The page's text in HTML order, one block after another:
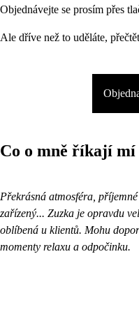
Objednávejte se prosím přes
Ale dříve než to uděláte,
Co o mně říkají
Překrásná atmosféra,
zařízený... Zuzka je opravdu
oblíbená u klientů. Mohu
momenty relaxu a odpočinku.